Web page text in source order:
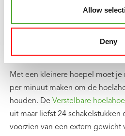
Allow
Deny
Hoe kleiner de hoepel, des te
haalt. Deze hoepels zijn ideaal
Met een kleinere hoepel moet
per minuut maken om de
houden. De Verstelbare
uit maar liefst 24 schakelstukken
voorzien van een extern gewicht